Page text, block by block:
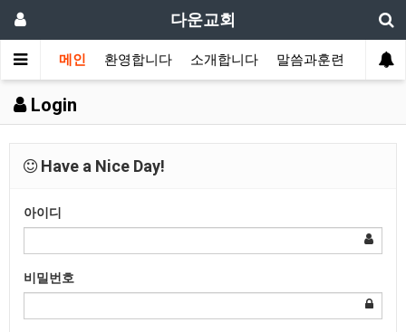
다운교회
메인 환영합니다 소개합니다 말씀과훈련 가정
Login
Have a Nice Day!
아이디
비밀번호